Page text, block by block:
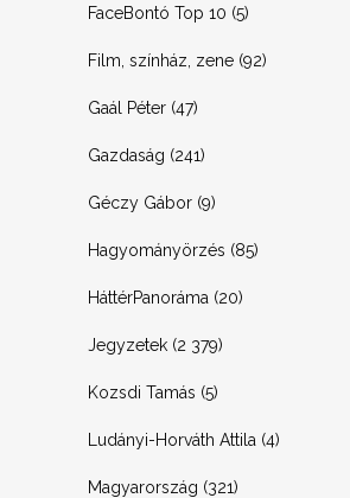
FaceBontó Top 10 (5)
Film, színház, zene (92)
Gaál Péter (47)
Gazdaság (241)
Géczy Gábor (9)
Hagyományörzés (85)
HáttérPanoráma (20)
Jegyzetek (2 379)
Kozsdi Tamás (5)
Ludányi-Horváth Attila (4)
Magyarország (321)